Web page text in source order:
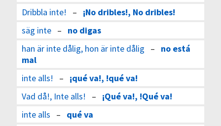
Dribbla inte! – ¡No dribles!, No dribles!
säg inte– no digas
han är inte dålig, hon är inte dålig – no está
mal
inte alls! – ¡qué va!, !qué va!
Vad då!, Inte alls! – ¡Qué va!, !Qué va!
inte alls – qué va